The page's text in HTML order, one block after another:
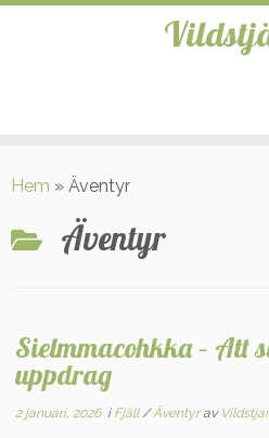
tillHem » Äventyr
Äventyr
Sielmmacohkka – Att
uppdrag
2 januari, 2026i Fjäll/Äventyrav